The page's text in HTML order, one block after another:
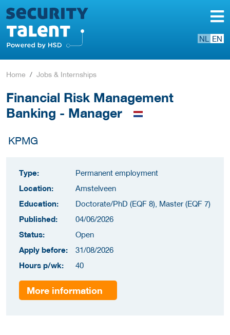
NL EN
Home Jobs & Internships
Financial Risk Management
Banking - Manager
KPMG
Type:
Permanent employment
Location:
Amstelveen
Education:
Doctorate/PhD (EQF 8), Master (EQF 7)
Published:
04/06/2026
Status:
Open
Apply before:
31/08/2026
Hours p/wk:
40
More information